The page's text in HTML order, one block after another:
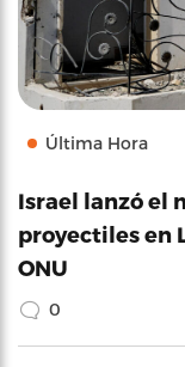
Última Hora
Israel lanzó el
proyectiles en
ONU
0